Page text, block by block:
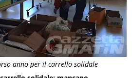
anno per il carrello solidale